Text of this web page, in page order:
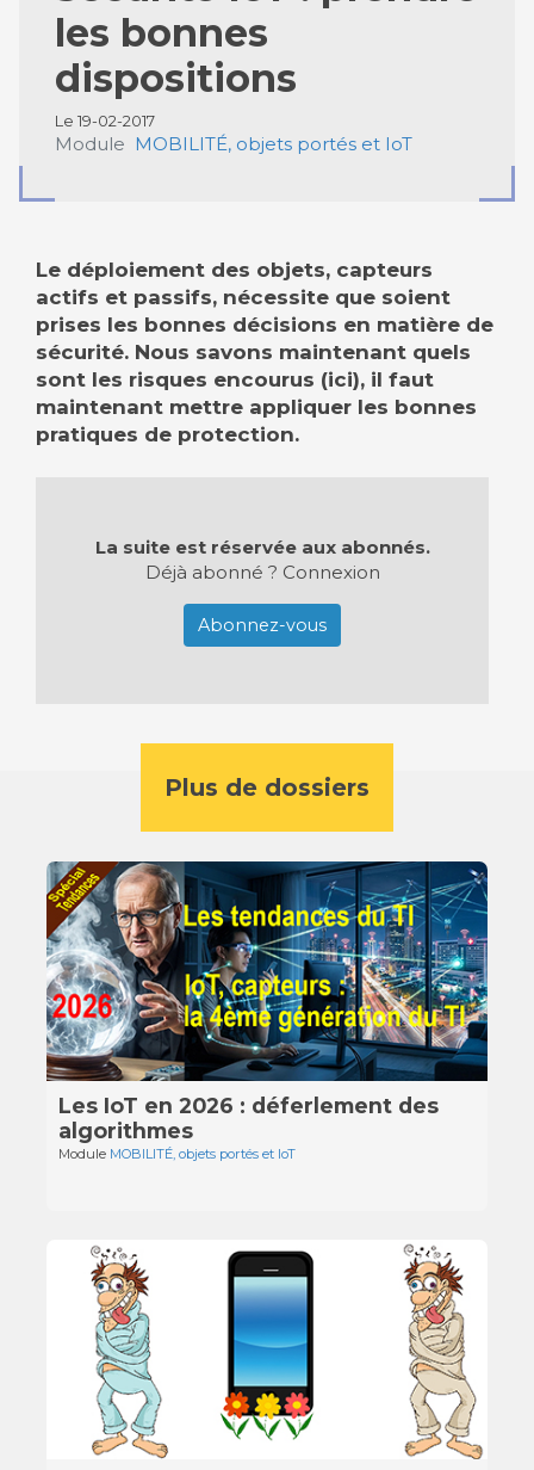
les bonnes
dispositions
Le 19-02-2017
Module MOBILITÉ, objets portés et IoT
Le déploiement des objets, capteurs
actifs et passifs, nécessite que soient
prises les bonnes décisions en matière de
sécurité. Nous savons maintenant quels
sont les risques encourus (ici), il faut
maintenant mettre appliquer les bonnes
pratiques de protection.
La suite est réservée aux abonnés.
Déjà abonné ? Connexion
Abonnez-vous
Plus de dossiers
Les IoT en 2026 : déferlement des
algorithmes
Module MOBILITÉ, objets portés et IoT